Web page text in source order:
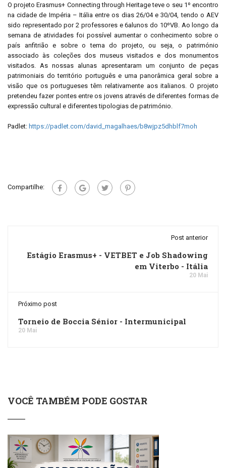
O projeto Erasmus+ Connecting through Heritage teve o seu 1º encontro
na cidade de Impéria – Itália entre os dias 26/04 e 30/04, tendo o AEV
sido representado por 2 professores e 6alunos do 10ºVB. Ao longo da
semana de atividades foi possível aumentar o conhecimento sobre o
país anfitrião e sobre o tema do projeto, ou seja, o património
associado às coleções dos museus visitados e dos monumentos
visitados. As nossas alunas apresentaram um conjunto de peças
patrimoniais do território português e uma panorâmica geral sobre a
visão que os portugueses têm relativamente aos italianos. O projeto
pretendeu fazer pontes entre os jovens através de diferentes formas de
expressão cultural e diferentes tipologias de património.
Padlet: https://padlet.com/david_magalhaes/b8wjpz5dhblf7moh
Compartilhe:
Post anterior
Estágio Erasmus+ - VETBET e Job Shadowing
em Viterbo - Itália
20 Mai
Próximo post
Torneio de Boccia Sénior - Intermunicipal
20 Mai
VOCÊ TAMBÉM PODE GOSTAR